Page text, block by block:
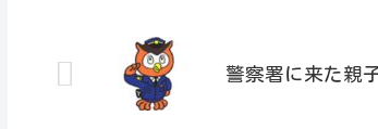
警察署に来た親